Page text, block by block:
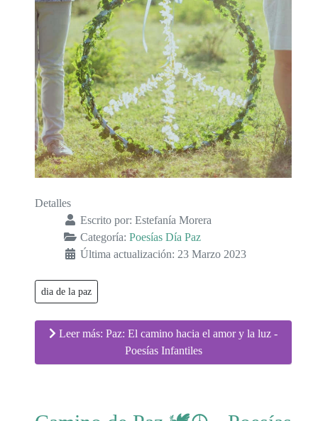
Detalles
Escrito por: Estefanía Morera
Categoría: Poesías Día Paz
Última actualización: 23 Marzo 2023
dia de la paz
Leer más: Paz: El camino hacia el amor y la luz -
Poesías Infantiles